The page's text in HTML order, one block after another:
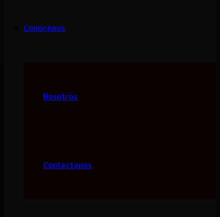
Conocenos
Nosotros
Contactanos